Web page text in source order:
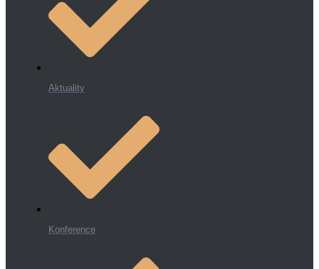
Aktuality
Konference